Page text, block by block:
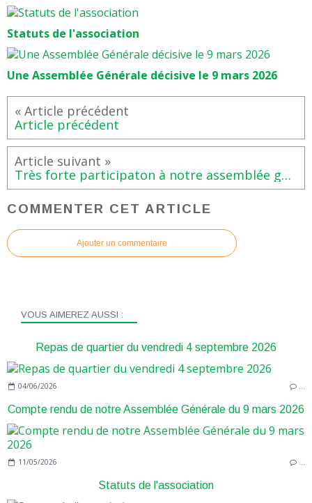
Statuts de l'association
Une Assemblée Générale décisive le 9 mars 2026
Article précédent
Très forte participaton à notre assemblée générale du 13 mars à la Cité internationale de l'Université de Toulouse
COMMENTER CET ARTICLE
Ajouter un commentaire
VOUS AIMEREZ AUSSI :
Repas de quartier du vendredi 4 septembre 2026
04/06/2026 …
Compte rendu de notre Assemblée Générale du 9 mars 2026
11/05/2026 …
Statuts de l'association